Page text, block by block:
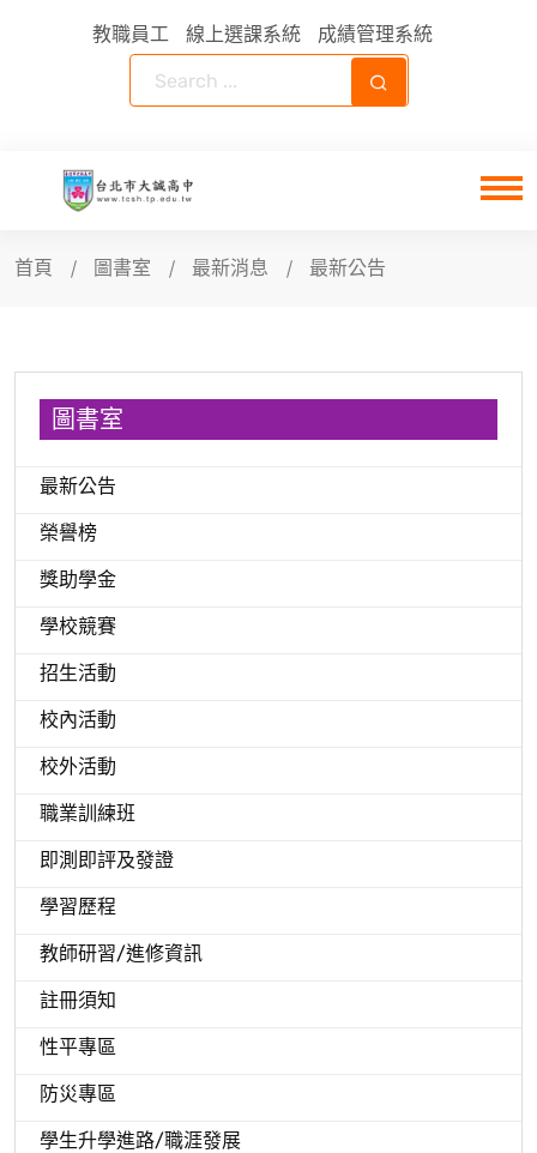
教職員工 線上選課系統 成績管理系統
首頁 圖書室 最新消息 最新公告
圖書室
最新公告
榮譽榜
獎助學金
學校競賽
招生活動
校內活動
校外活動
職業訓練班
即測即評及發證
學習歷程
教師研習/進修資訊
註冊須知
性平專區
防災專區
學生升學進路/職涯發展